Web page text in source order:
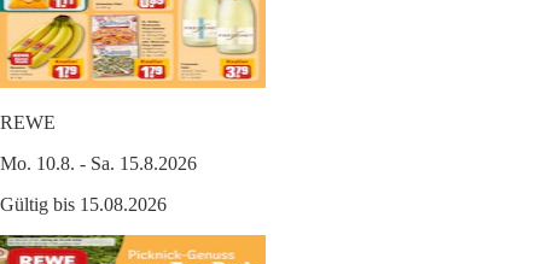
REWE
Mo. 10.8. - Sa. 15.8.2026
Gültig bis 15.08.2026